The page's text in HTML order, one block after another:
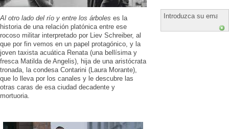
Al otro lado del río y entre los árboles es la
historia de una relación platónica entre ese
rocoso militar interpretado por Liev Schreiber, al
que por fin vemos en un papel protagónico, y la
joven taxista acuática Renata (una bellísima y
fresca Matilda de Angelis), hija de una aristócrata
tronada, la condesa Contarini (Laura Morante),
que lo lleva por los canales y le descubre las
otras caras de esa ciudad decadente y
mortuoria.